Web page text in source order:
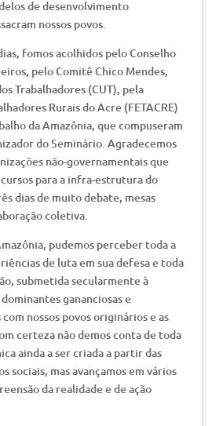
de desenvolvimento
nossos povos.
fomos acolhidos pelo Conselho
pelo Comitê Chico Mendes,
Trabalhadores (CUT), pela
Rurais do Acre (FETACRE)
da Amazônia, que compuseram
do Seminário. Agradecemos
não-governamentais que
para a infra-estrutura do
dias de muito debate, mesas
coletiva.
pudemos perceber toda a
de luta em sua defesa e toda
submetida secularmente à
gananciosas e
nossos povos originários e as
certeza não demos conta de toda
ainda a ser criada a partir das
sociais, mas avançamos em vários
da realidade e de ação